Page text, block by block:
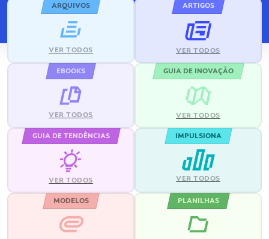
ARQUIVOS
VER TODOS
ARTIGOS
VER TODOS
EBOOKS
VER TODOS
GUIA DE INOVAÇÃO
VER TODOS
GUIA DE TENDÊNCIAS
VER TODOS
IMPULSIONA
VER TODOS
MODELOS PLANILHAS